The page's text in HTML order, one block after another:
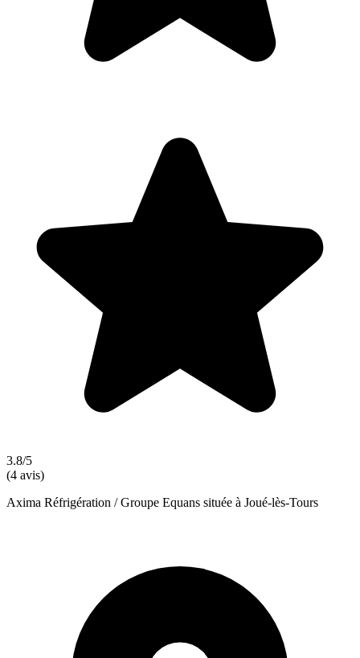
3.8/5
(4 avis)
Axima Réfrigération / Groupe Equans située à Joué-lès-Tours